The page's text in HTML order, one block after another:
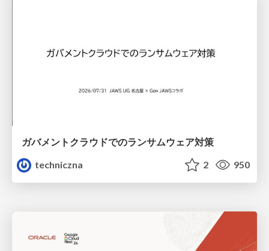
ガバメントクラウドでのランサムウェア対策
techniczna
2 950